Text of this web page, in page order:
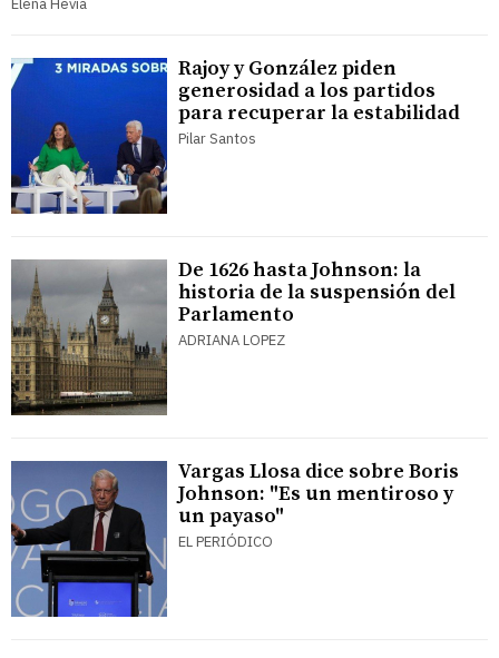
Rajoy y González piden
generosidad a los partidos
para recuperar la estabilidad
Pilar Santos
De 1626 hasta Johnson: la
historia de la suspensión del
Parlamento
ADRIANA LOPEZ
Vargas Llosa dice sobre Boris
Johnson: "Es un mentiroso y
un payaso"
EL PERIÓDICO